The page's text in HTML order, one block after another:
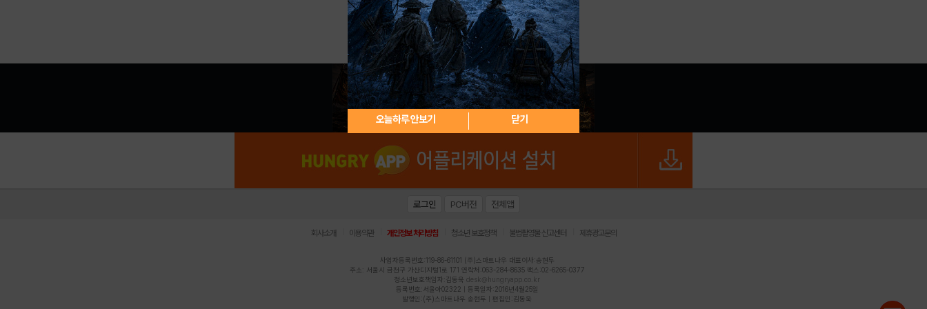
아이디 / 비밀번호 찾기 회원가입
오늘하루 안보기 닫기
로그인 PC버전 전체앱
회사소개 이용약관 개인정보 처리방침 청소년 보호정책 불법촬영물 신고센터 제휴광고문의
사업자등록번호:119-86-61101 (주)스마트나우 대표이사:송현두
주소: 서울시 금천구 가산디지털1로 171 연락처:063-284-8635 팩스:02-6265-0377
청소년보호책임자:김동욱 desk@hungryapp.co.kr
등록번호:서울아02322 | 등록일자:2016년4월25일
발행인:(주)스마트나우 송현두 | 편집인:김동욱